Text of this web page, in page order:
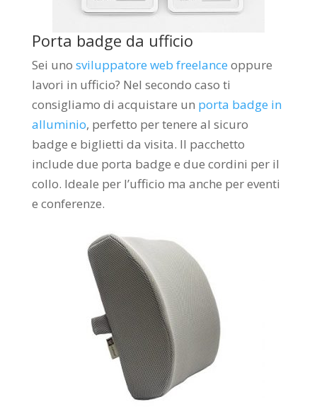
Porta badge da ufficio
Sei uno sviluppatore web freelance oppure
lavori in ufficio? Nel secondo caso ti
consigliamo di acquistare un porta badge in
alluminio, perfetto per tenere al sicuro
badge e biglietti da visita. Il pacchetto
include due porta badge e due cordini per il
collo. Ideale per l’ufficio ma anche per eventi
e conferenze.